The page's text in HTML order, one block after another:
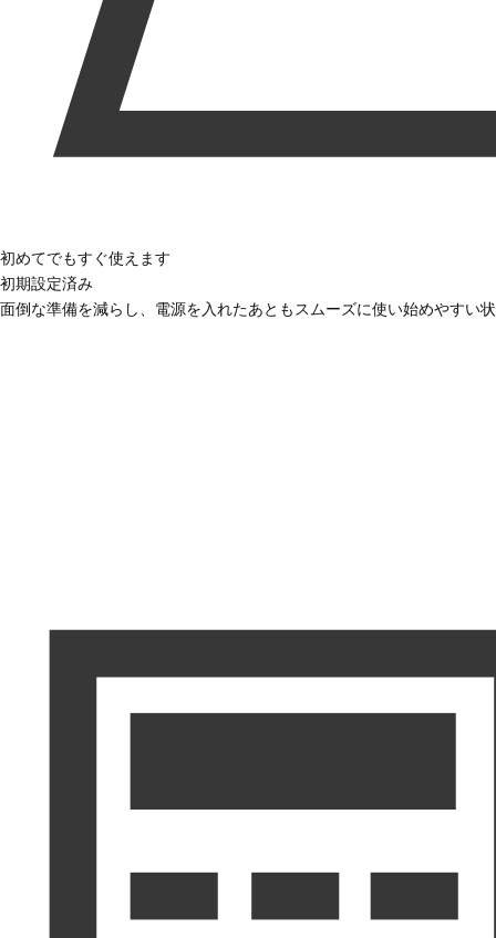
初めてでもすぐ使えます
初期設定済み
面倒な準備を減らし、電源を入れたあともスムーズに使い始めやすい